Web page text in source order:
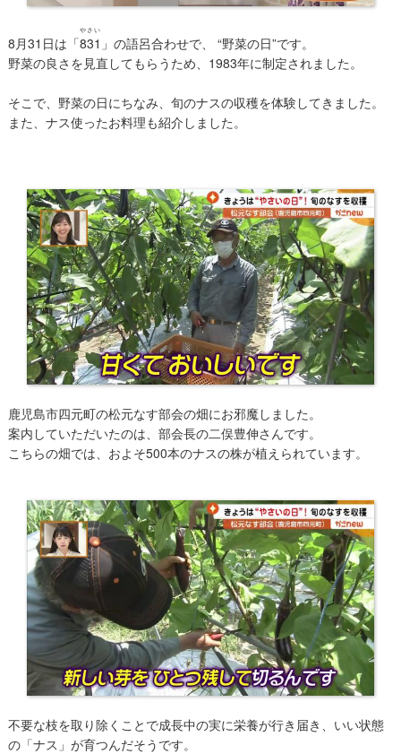
8月31日は「8
や
3
さ
1
い
」の語呂合わせで、 “野菜の日”です。
野菜の良さを見直してもらうため、1983年に制定されました。
そこで、野菜の日にちなみ、旬のナスの収穫を体験してきました。
また、ナス使ったお料理も紹介しました。
鹿児島市四元町の松元なす部会の畑にお邪魔しました。
案内していただいたのは、部会長の二俣豊伸さんです。
こちらの畑では、およそ500本のナスの株が植えられています。
不要な枝を取り除くことで成長中の実に栄養が行き届き、いい状態
の「ナス」が育つんだそうです。